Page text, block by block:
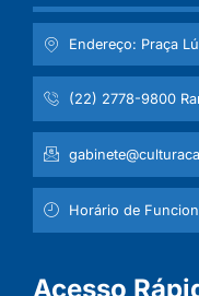
Endereço: Praça
(22) 2778-9800
Horário de
Acesso